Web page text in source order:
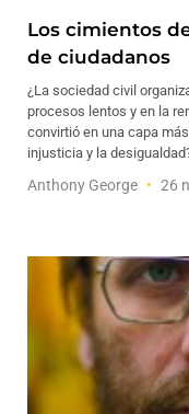
Los cimientos
de ciudadanos
¿La sociedad civil
procesos lentos y en la
convirtió en una capa
injusticia y la
Anthony George 26